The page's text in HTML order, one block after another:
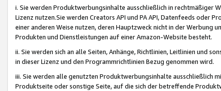
i. Sie werden Produktwerbungsinhalte ausschließlich in rechtmäßiger
Lizenz nutzen.Sie werden Creators API und PA API, Datenfeeds oder
einer anderen Weise nutzen, deren Hauptzweck nicht in der Werbung
Produkten und Dienstleistungen auf einer Amazon-Website besteht.
ii. Sie werden sich an alle Seiten, Anhänge, Richtlinien, Leitlinien und
in dieser Lizenz und den Programmrichtlinien Bezug genommen wird.
iii. Sie werden alle genutzten Produktwerbungsinhalte ausschließlich
Produktseite oder sonstige Seite, auf die sich der betreffende